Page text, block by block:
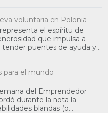
voluntaria en Polonia
el espíritu de
que impulsa a
puentes de ayuda y
para el mundo
del Emprendedor
durante la nota la
blandas (o